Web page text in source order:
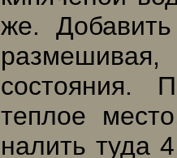
же.
состояния.
теплое
налить туда